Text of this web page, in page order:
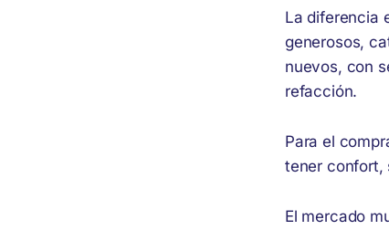
La diferencia
generosos,
nuevos, con
refacción.
Para el
tener confort,
El mercado